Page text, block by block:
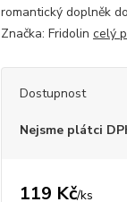
romantický doplněk
Značka: Fridolin celý
Dostupnost
Nejsme plátci
119 Kč/ks